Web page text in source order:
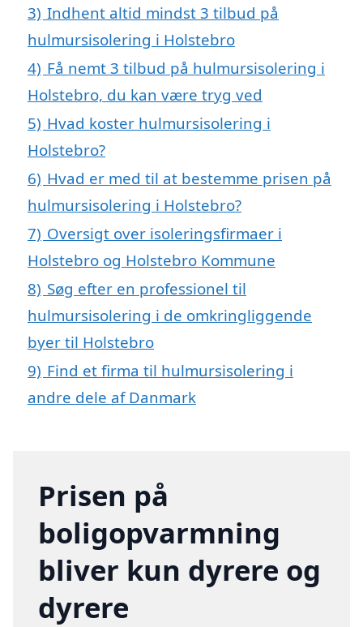
3) Indhent altid mindst 3 tilbud på
hulmursisolering i Holstebro
4) Få nemt 3 tilbud på hulmursisolering i
Holstebro, du kan være tryg ved
5) Hvad koster hulmursisolering i
Holstebro?
6) Hvad er med til at bestemme prisen på
hulmursisolering i Holstebro?
7) Oversigt over isoleringsfirmaer i
Holstebro og Holstebro Kommune
8) Søg efter en professionel til
hulmursisolering i de omkringliggende
byer til Holstebro
9) Find et firma til hulmursisolering i
andre dele af Danmark
Prisen på
boligopvarmning
bliver kun dyrere og
dyrere